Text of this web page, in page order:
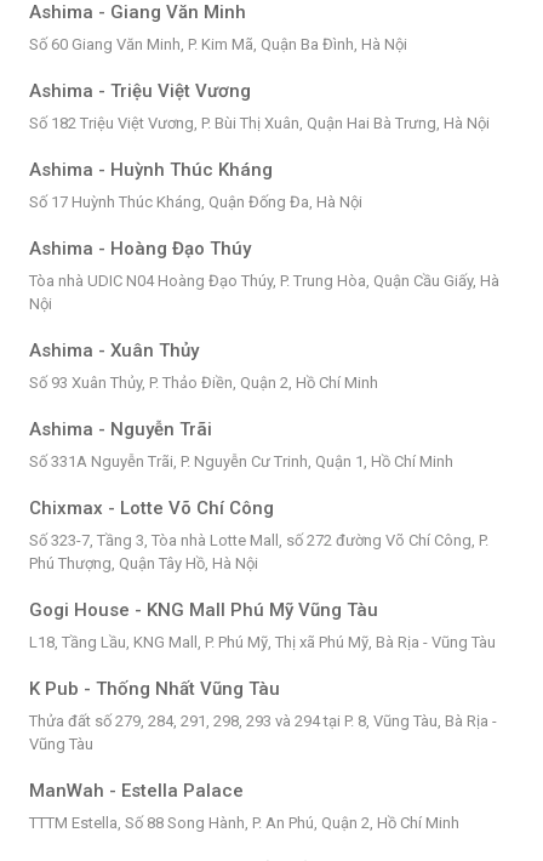
Ashima - Giang Văn Minh
Số 60 Giang Văn Minh, P. Kim Mã, Quận Ba Đình, Hà Nội
Ashima - Triệu Việt Vương
Số 182 Triệu Việt Vương, P. Bùi Thị Xuân, Quận Hai Bà Trưng, Hà Nội
Ashima - Huỳnh Thúc Kháng
Số 17 Huỳnh Thúc Kháng, Quận Đống Đa, Hà Nội
Ashima - Hoàng Đạo Thúy
Tòa nhà UDIC N04 Hoàng Đạo Thúy, P. Trung Hòa, Quận Cầu Giấy, Hà
Nội
Ashima - Xuân Thủy
Số 93 Xuân Thủy, P. Thảo Điền, Quận 2, Hồ Chí Minh
Ashima - Nguyễn Trãi
Số 331A Nguyễn Trãi, P. Nguyễn Cư Trinh, Quận 1, Hồ Chí Minh
Chixmax - Lotte Võ Chí Công
Số 323-7, Tầng 3, Tòa nhà Lotte Mall, số 272 đường Võ Chí Công, P.
Phú Thượng, Quận Tây Hồ, Hà Nội
Gogi House - KNG Mall Phú Mỹ Vũng Tàu
L18, Tầng Lầu, KNG Mall, P. Phú Mỹ, Thị xã Phú Mỹ, Bà Rịa - Vũng Tàu
K Pub - Thống Nhất Vũng Tàu
Thửa đất số 279, 284, 291, 298, 293 và 294 tại P. 8, Vũng Tàu, Bà Rịa -
Vũng Tàu
ManWah - Estella Palace
TTTM Estella, Số 88 Song Hành, P. An Phú, Quận 2, Hồ Chí Minh